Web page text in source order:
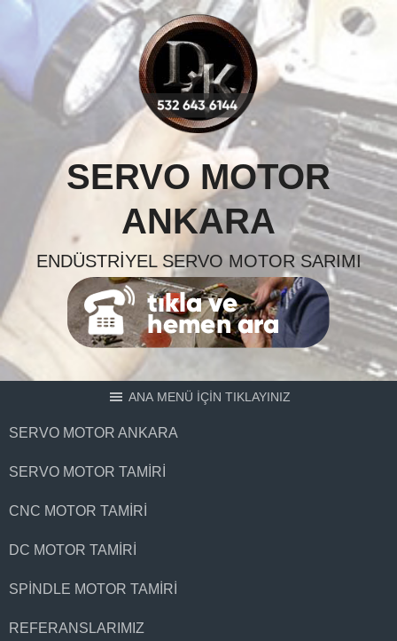
Skip
content
SERVO MOTOR
ANKARA
ENDÜSTRIYEL SERVO MOTOR SARIMI
ANA MENÜ İÇİN TIKLAYINIZ
SERVO MOTOR ANKARA
SERVO MOTOR TAMIRI
CNC MOTOR TAMIRI
DC MOTOR TAMIRI
SPINDLE MOTOR TAMIRI
REFERANSLARIMIZ